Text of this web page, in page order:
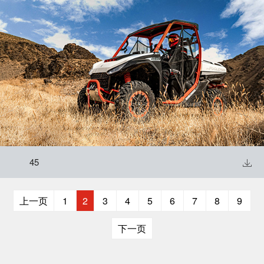
45 
上一页 1 2 3 4 5 6 7 8 9
下一页